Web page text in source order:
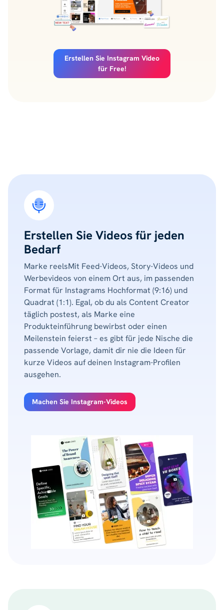
Erstellen Sie Instagram Video
für Free!
Erstellen Sie Videos für jeden
Bedarf
Marke reelsMit Feed-Videos, Story-Videos und
Werbevideos von einem Ort aus, im passenden
Format für Instagrams Hochformat (9:16) und
Quadrat (1:1). Egal, ob du als Content Creator
täglich postest, als Marke eine
Produkteinführung bewirbst oder einen
Meilenstein feierst – es gibt für jede Nische die
passende Vorlage, damit dir nie die Ideen für
kurze Videos auf deinen Instagram-Profilen
ausgehen.
Machen Sie Instagram-Videos